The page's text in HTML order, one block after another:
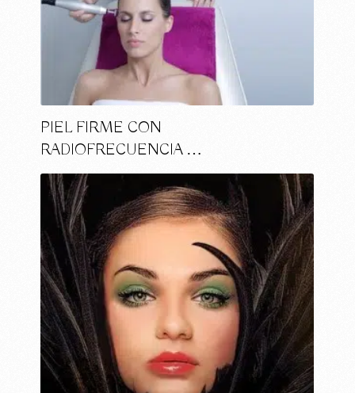
PIEL FIRME CON
RADIOFRECUENCIA …